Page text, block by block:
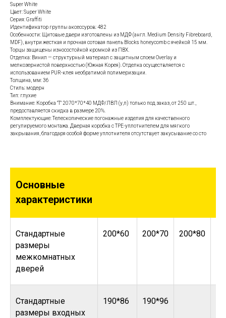
Super White
Цвет: Super White
Серия: Graffiti
Идентификатор группы аксессуров: 482
Особенности: Щитовые двери изготовлены из МДФ (англ. Medium Density Fibreboard,
MDF), внутри жесткая и прочная сотовая панель Blocks honeycomb с ячейкой 15 мм.
Торцы защищены износостойкой кромкой из ПВХ.
Отделка: Винил — структурный материал с защитным слоем Overlay и
мелкозернистой поверхностью (Южная Корея). Отделка осуществляется с
использованием PUR-клея необратимой полимеризации.
Толщина, мм: 36
Стиль: модерн
Тип: глухие
Внимание: Коробка "Т" 2070*70*40 МДФ/ЛВЛ (у,п) только под заказ, от 250 шт.,
предоставляется скидка в размере 20%.
Комплектующие: Телескопические погонажные изделия для качественного
регулируемого монтажа. Дверная коробка с TPE-уплотнителем для мягкого
закрывания, благодаря особой форме уплотнителя отсутствует закусывание со сто
Основные
характеристики
Стандартные
размеры
межкомнатных
дверей
200*60 200*70 200*80
Стандартные
размеры входных
190*86 190*96